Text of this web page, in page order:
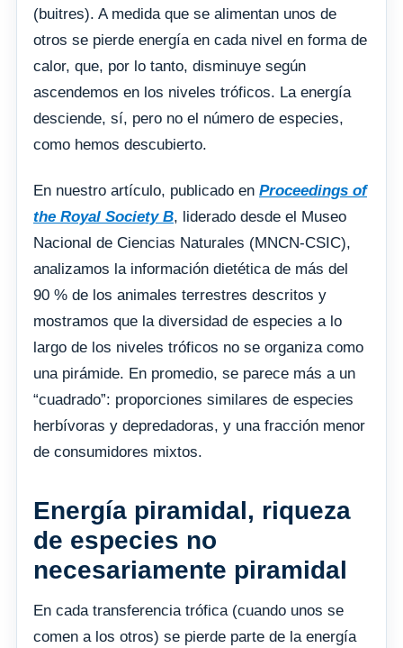
(buitres). A medida que se alimentan unos de
otros se pierde energía en cada nivel en forma de
calor, que, por lo tanto, disminuye según
ascendemos en los niveles tróficos. La energía
desciende, sí, pero no el número de especies,
como hemos descubierto.
En nuestro artículo, publicado en Proceedings of
the Royal Society B, liderado desde el Museo
Nacional de Ciencias Naturales (MNCN-CSIC),
analizamos la información dietética de más del
90 % de los animales terrestres descritos y
mostramos que la diversidad de especies a lo
largo de los niveles tróficos no se organiza como
una pirámide. En promedio, se parece más a un
“cuadrado”: proporciones similares de especies
herbívoras y depredadoras, y una fracción menor
de consumidores mixtos.
Energía piramidal, riqueza
de especies no
necesariamente piramidal
En cada transferencia trófica (cuando unos se
comen a los otros) se pierde parte de la energía